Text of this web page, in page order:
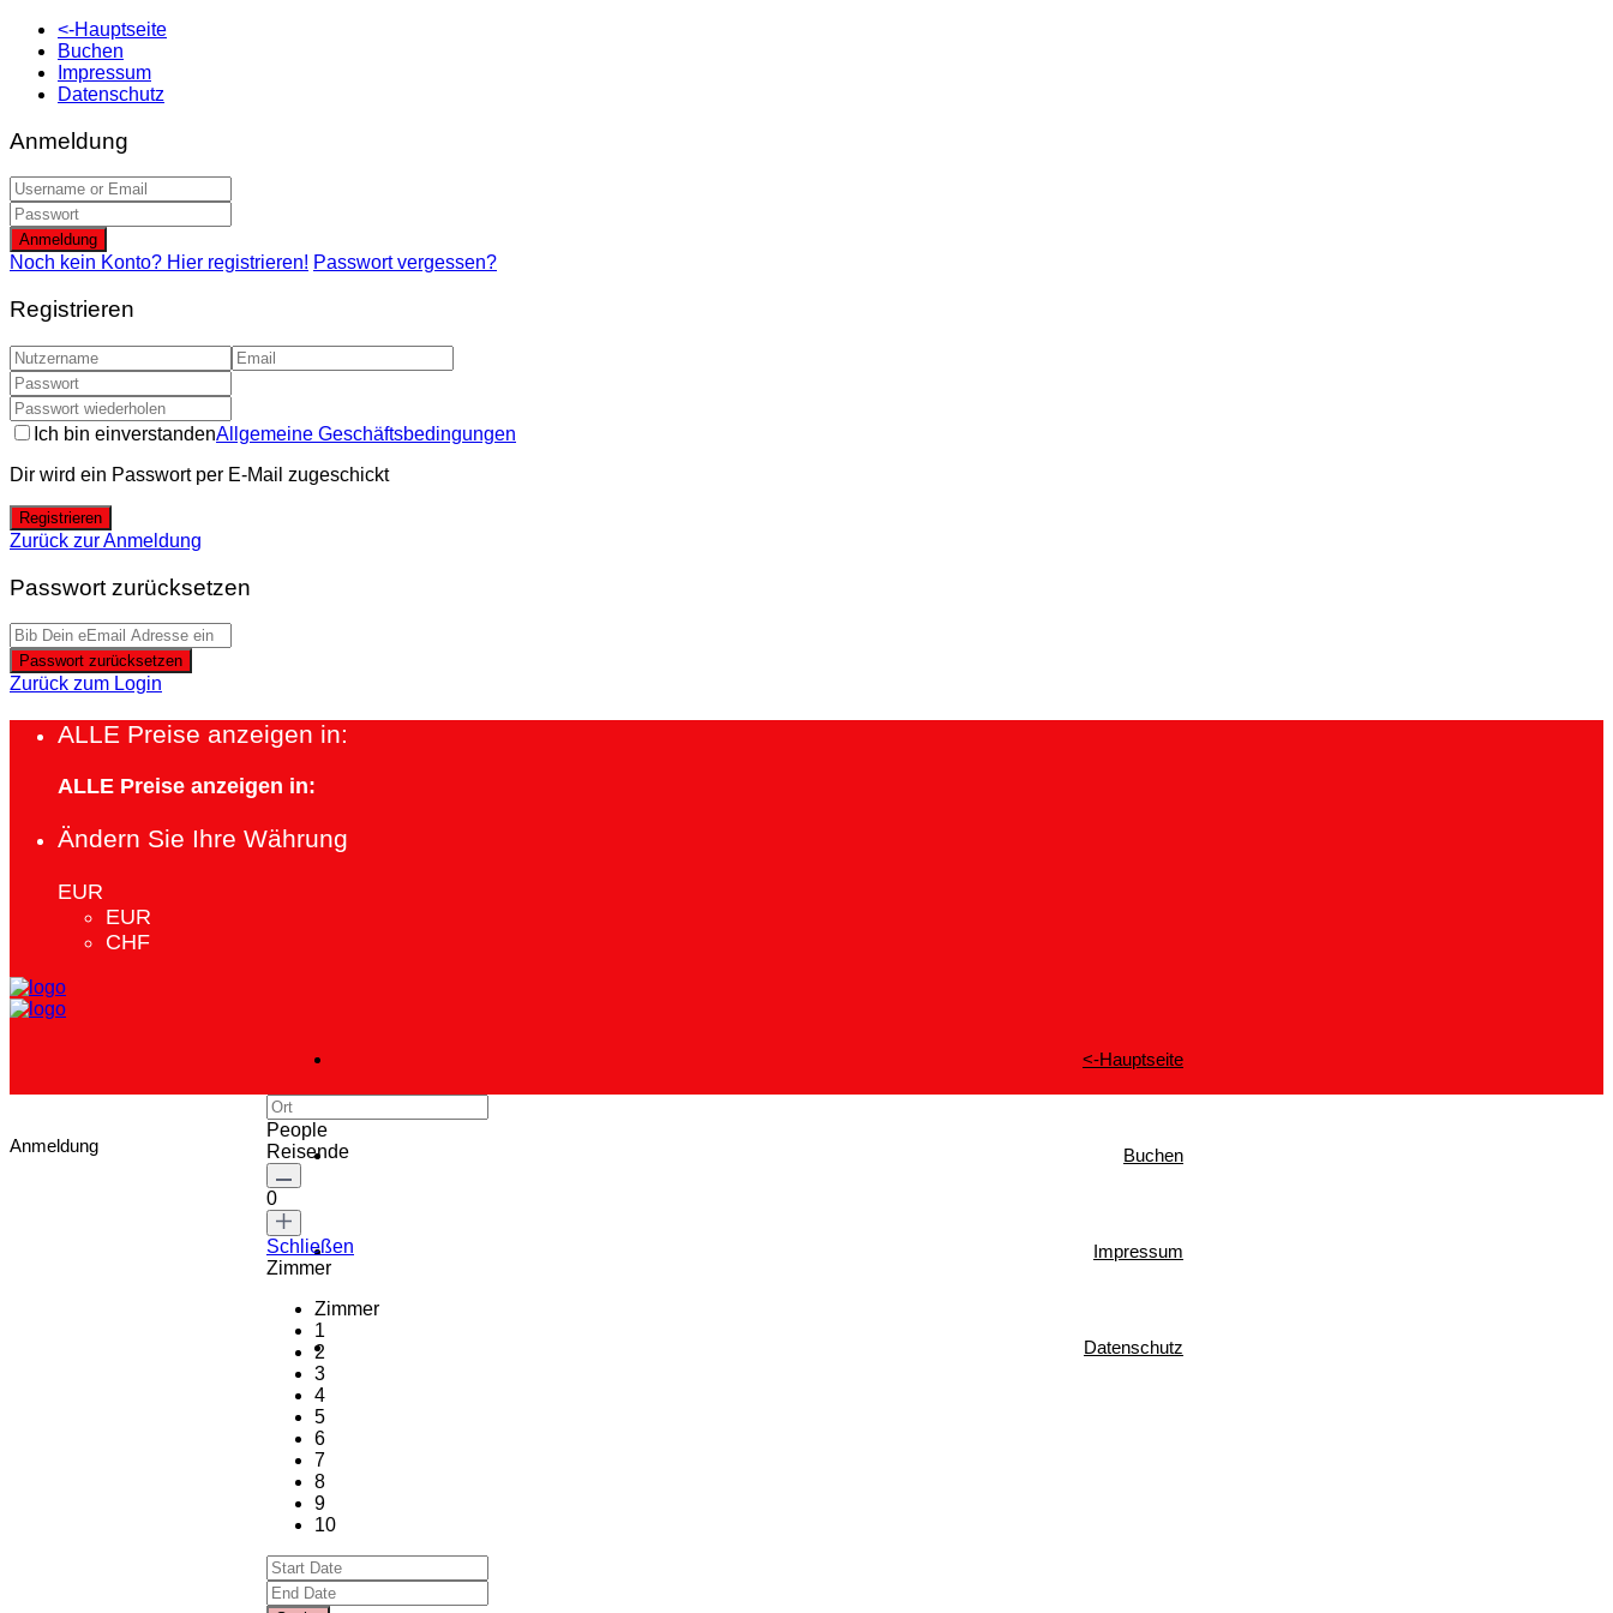
<-Hauptseite
Buchen
Impressum
Datenschutz
Anmeldung
Anmeldung
Noch kein Konto? Hier registrieren! Passwort vergessen?
Registrieren
Ich bin einverstandenAllgemeine Geschäftsbedingungen
Dir wird ein Passwort per E-Mail zugeschickt
Registrieren
Zurück zur Anmeldung
Passwort zurücksetzen
Passwort zurücksetzen
Zurück zum Login
ALLE Preise anzeigen in:
ALLE Preise anzeigen in:
Ändern Sie Ihre Währung
EUR
EUR
CHF
<-Hauptseite
Buchen
Impressum
Datenschutz
Anmeldung
People
Reisende
0
Schließen
Zimmer
Zimmer
1
2
3
4
5
6
7
8
9
10